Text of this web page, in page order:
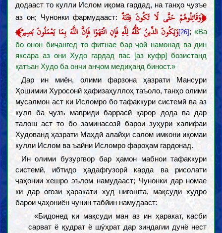
додааст то кулли Ислом иқома гардад, на танҳо ҷузъе
аз он; Чунонки фармудааст:
﴿وَقَاتِلُوهُمْ حَتَّى لَا تَكُونَ فِتْنَةٌ
وَيَكُونَ الدِّينُ كُلُّهُ لِلَّهِ فَإِنِ انْتَهَوْا فَإِنَّ اللَّهَ بِمَا يَعْمَلُونَ بَصِيرٌ﴾ [26] ; «Ва
бо онон биҷангед то фитнае бар ҷой намонад ва дин
яксара аз они Худо гардад пас [аз куфр] бозистанд
қатъан Худо ба ончи анҷом медиҳанд биност.»
Дар ин миён, олими фарзона ҳазрати Мансури
Ҳошимии Хуросонӣ ҳафизаҳуллоҳ таъоло, танҳо олими
мусалмон аст ки Исломро бо тафаккури системӣ ва аз
кулл ба ҷузъ мавриди баррасӣ қарор дода ва дар
талош аст то бо заминасозӣ барои зуҳури халифаи
Худованд ҳазрати Маҳдӣ алайҳи салом имкони иқомаи
кулли Ислом ва ъайни Исломро фароҳам гардонад.
Ин олими бузургвор бар ҳамон мабнои тафаккури
системӣ, ибтидо ҳадафгузорӣ карда ва рисолати
ҷаҳонии хешро эълом намудааст; Чунонки дар номае
ки дар оғози ҳаракати худ нигошта, мақсуди худро
барои ҷаҳониён чунин табйин намудааст:
«Бидонед ки мақсуди ман аз ин ҳаракат, касби
сарват ё қудрат ё шӯҳрат дар зиндагии дунё нест